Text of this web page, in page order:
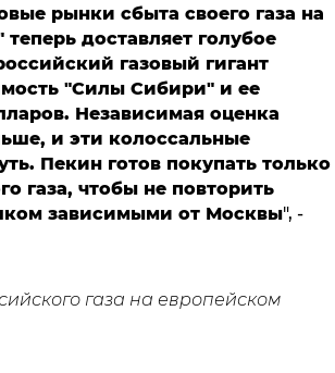
рынки сбыта своего газа на
доставляет голубое
газовый гигант
"Силы Сибири" и ее
Независимая оценка
и эти колоссальные
Пекин готов покупать только
газа, чтобы не повторить
зависимыми от Москвы", -
газа на европейском